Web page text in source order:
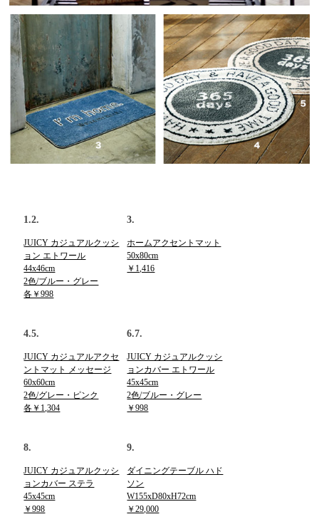
1.2.
JUICY カジュアルクッシ
ョン エトワール
44x46cm
2色/ブルー・グレー
各￥998
3.
ホームアクセントマット
50x80cm
￥1,416
4.5.
JUICY カジュアルアクセ
ントマット メッセージ
60x60cm
2色/グレー・ピンク
各￥1,304
6.7.
JUICY カジュアルクッシ
ョンカバー エトワール
45x45cm
2色/ブルー・グレー
￥998
8.
JUICY カジュアルクッシ
ョンカバー ステラ
45x45cm
￥998
9.
ダイニングテーブル ハド
ソン
W155xD80xH72cm
￥29,000